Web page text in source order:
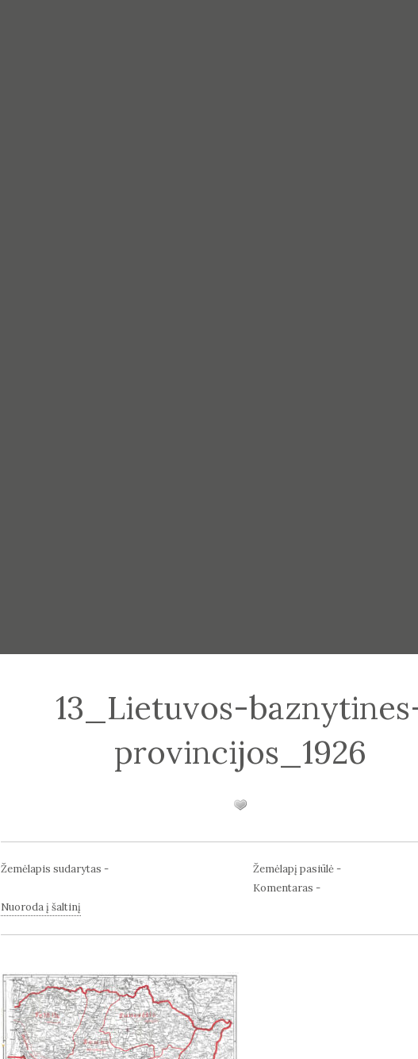
13_Lietuvos-
provincijos_1926
Žemėlapis sudarytas -
Nuoroda į šaltinį
Žemėlapį pasiūlė -
Komentaras -